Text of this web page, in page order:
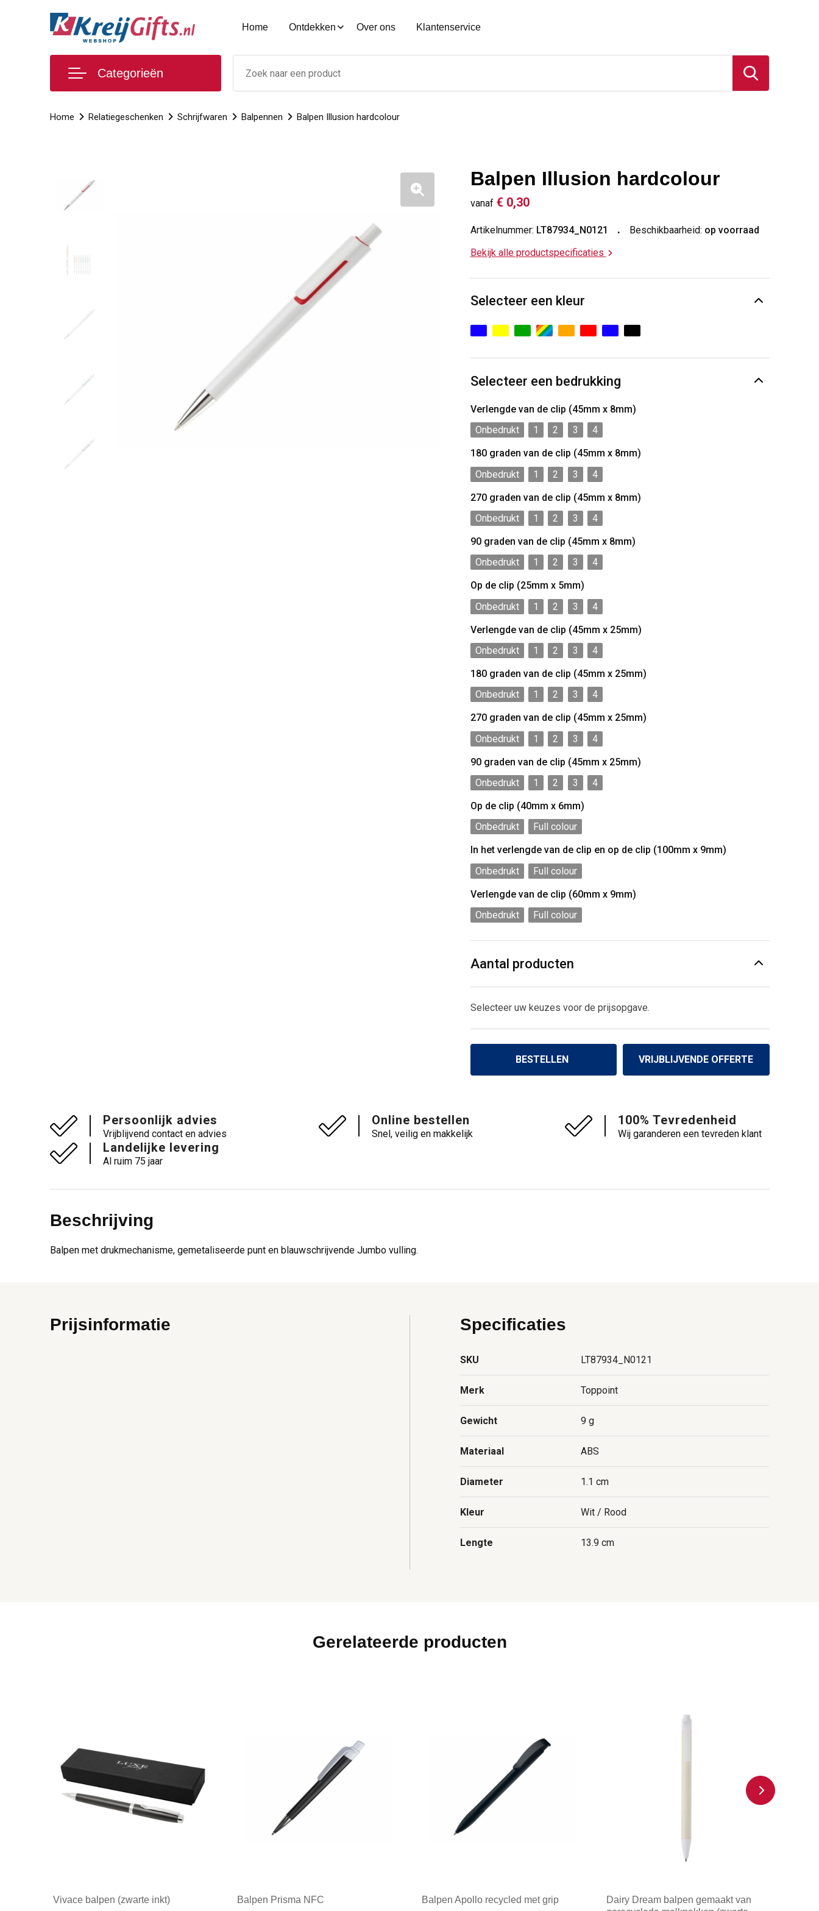
Home Ontdekken Over ons Klantenservice
Categorieën
Home Relatiegeschenken Schrijfwaren Balpennen Balpen Illusion hardcolour
Balpen Illusion hardcolour
vanaf € 0,30
Artikelnummer: LT87934_N0121 Beschikbaarheid: op voorraad
Bekijk alle productspecificaties
Selecteer een kleur
Selecteer een bedrukking
Verlengde van de clip (45mm x 8mm)
Onbedrukt
1 2 3
4
180 graden van de clip (45mm x 8mm)
Onbedrukt
1 2 3
4
270 graden van de clip (45mm x 8mm)
Onbedrukt
1 2 3
4
90 graden van de clip (45mm x 8mm)
Onbedrukt
1 2 3
4
Op de clip (25mm x 5mm)
Onbedrukt
1 2 3
4
Verlengde van de clip (45mm x 25mm)
Onbedrukt
1 2 3
4
180 graden van de clip (45mm x 25mm)
Onbedrukt
1 2 3
4
270 graden van de clip (45mm x 25mm)
Onbedrukt
1 2 3
4
90 graden van de clip (45mm x 25mm)
Onbedrukt
1 2 3
4
Op de clip (40mm x 6mm)
Onbedrukt
Full colour
In het verlengde van de clip en op de clip (100mm x 9mm)
Onbedrukt
Full colour
Verlengde van de clip (60mm x 9mm)
Onbedrukt
Full colour
Aantal producten
Selecteer uw keuzes voor de prijsopgave.
BESTELLEN VRIJBLIJVENDE OFFERTE
Persoonlijk advies
Vrijblijvend contact en advies
Online bestellen
Snel, veilig en makkelijk
100% Tevredenheid
Wij garanderen een tevreden klant
Landelijke levering
Al ruim 75 jaar
Beschrijving
Balpen met drukmechanisme, gemetaliseerde punt en blauwschrijvende Jumbo vulling.
Prijsinformatie Specificaties
SKU LT87934_N0121
Merk Toppoint
Gewicht 9 g
Materiaal ABS
Diameter 1.1 cm
Kleur Wit / Rood
Lengte 13.9 cm
Gerelateerde producten
Vivace balpen (zwarte inkt) Balpen Prisma NFC Balpen Apollo recycled met grip
Dairy Dream balpen gemaakt van